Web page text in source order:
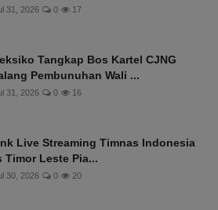
31, 2026 0 17
Tangkap Bos Kartel CJNG
Pembunuhan Wali ...
31, 2026 0 16
Live Streaming Timnas Indonesia
Timor Leste Pia...
30, 2026 0 20